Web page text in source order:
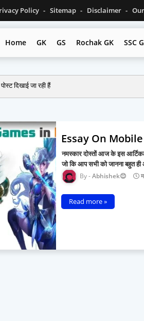
Policy Sitemap Disclaimer
Home GK GS Rochak GK SSC
दिखाई जा रही हैं
Essay On
नमस्कार दोस्तों आज के इस
जो कि आप सभी को जानना बहुत
Abhishek😊
Read more »